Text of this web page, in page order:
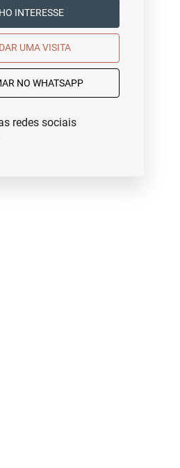
TENHO INTERESSE
AGENDAR UMA VISITA
NO WHATSAPP
redes sociais